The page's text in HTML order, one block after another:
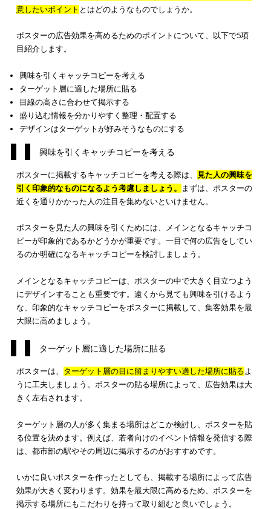
ポスターの広告効果を高めるポイント5つ
しました。では、ポスターの広告効果を最大限に高めるために
意したいポイント とはどのようなものでしょうか。
ポスターの広告効果を高めるためのポイントについて、以下で5
目紹介します。
興味を引くキャッチコピーを考える
ターゲット層に適した場所に貼る
目線の高さに合わせて掲示する
デザインはターゲットが好みそうなものにする
興味を引くキャッチコピーを考える
ポスターに掲載するキャッチコピーを考える際は、見た人の興
引く印象的なものになるよう考慮しましょう。まずは、ポスタ